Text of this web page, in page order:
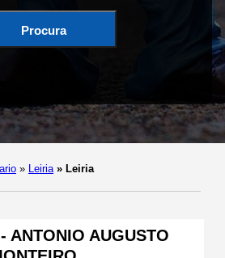
Procura
» Leiria » Leiria
ANTONIO AUGUSTO